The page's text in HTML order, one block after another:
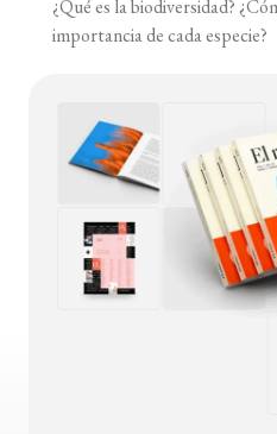
¿Qué es la biodiversidad?
importancia de cada especie?